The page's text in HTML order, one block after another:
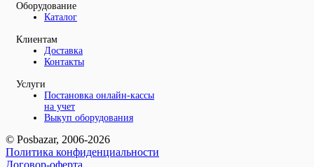
Оборудование
Каталог
Клиентам
Доставка
Контакты
Услуги
Постановка онлайн-кассы
на учет
Выкуп оборудования
© Posbazar, 2006-2026
Политика конфиденциальности